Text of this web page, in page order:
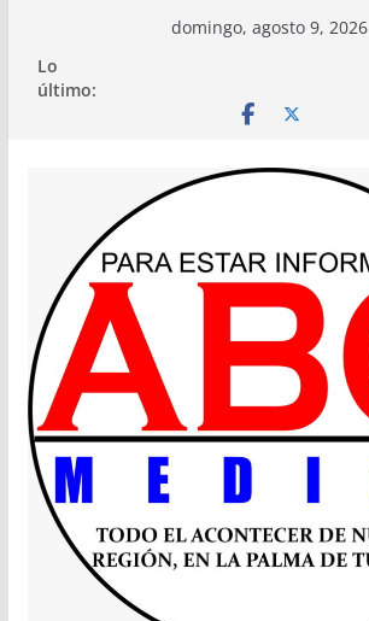
contenido
domingo, agosto 9, 2026
Lo
último: